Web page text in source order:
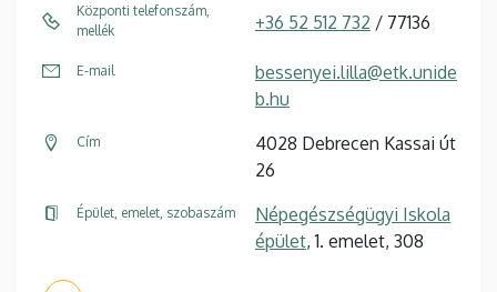
Központi telefonszám,
mellék
+36 52 512 732 / 77136
E-mail
bessenyei.lilla@etk.unide
b.hu
Cím
4028 Debrecen Kassai út
26
Épület, emelet, szobaszám
Népegészségügyi Iskola
épület, 1. emelet, 308